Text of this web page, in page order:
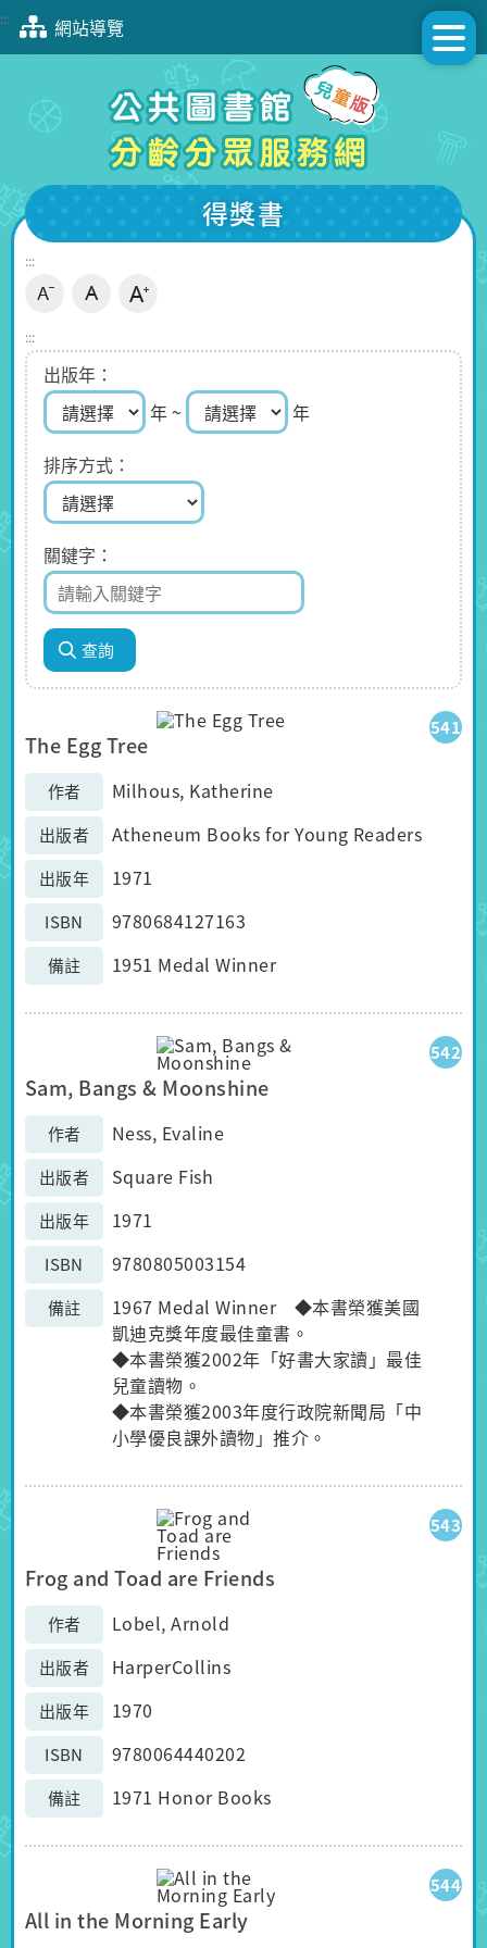
跳
塊
::: 網站導覽
得獎書
:::
:::
出版年
年 ~
年
排序方式
關鍵字
541
The Egg Tree
作者 Milhous, Katherine
出版者 Atheneum Books for Young Readers
出版年 1971
ISBN 9780684127163
備註 1951 Medal Winner
542
Sam, Bangs & Moonshine
作者 Ness, Evaline
出版者 Square Fish
出版年 1971
ISBN 9780805003154
備註
1967 Medal Winner ◆本書榮獲美國
凱迪克獎年度最佳童書。
◆本書榮獲2002年「好書大家讀」最佳
兒童讀物。
◆本書榮獲2003年度行政院新聞局「中
小學優良課外讀物」推介。
543
Frog and Toad are Friends
作者 Lobel, Arnold
出版者 HarperCollins
出版年 1970
ISBN 9780064440202
備註 1971 Honor Books
544
All in the Morning Early